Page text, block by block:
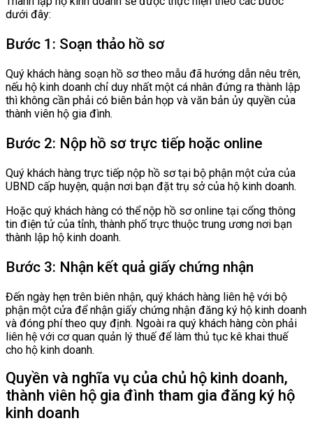
dưới đây:
Bước 1: Soạn thảo hồ sơ
Quý khách hàng soạn hồ sơ theo mẫu đã hướng dẫn nêu trên,
nếu hộ kinh doanh chỉ duy nhất một cá nhân đứng ra thành lập
thì không cần phải có biên bản họp và văn bản ủy quyền của
thành viên hộ gia đình.
Bước 2: Nộp hồ sơ trực tiếp hoặc online
Quý khách hàng trực tiếp nộp hồ sơ tại bộ phận một cửa của
UBND cấp huyện, quận nơi bạn đặt trụ sở của hộ kinh doanh.
Hoặc quý khách hàng có thể nộp hồ sơ online tại cổng thông
tin điện tử của tỉnh, thành phố trực thuộc trung ương nơi bạn
thành lập hộ kinh doanh.
Bước 3: Nhận kết quả giấy chứng nhận
Đến ngày hẹn trên biên nhận, quý khách hàng liên hệ với bộ
phận một cửa để nhận giấy chứng nhận đăng ký hộ kinh doanh
và đóng phí theo quy định. Ngoài ra quý khách hàng còn phải
liên hệ với cơ quan quản lý thuế để làm thủ tục kê khai thuế
cho hộ kinh doanh.
Quyền và nghĩa vụ của chủ hộ kinh doanh,
thành viên hộ gia đình tham gia đăng ký hộ
kinh doanh